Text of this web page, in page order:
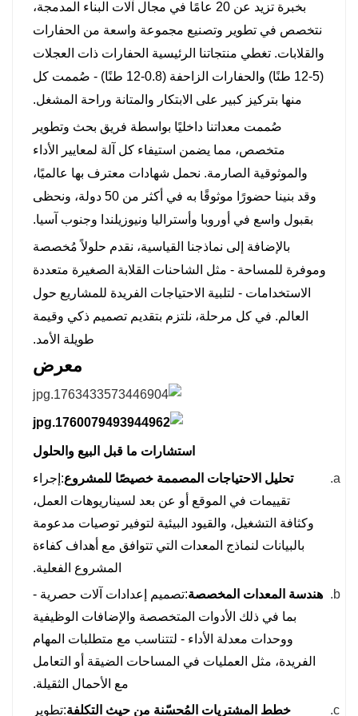
بخبرة تزيد عن 20 عامًا في مجال آلات البناء المدمجة،
نتخصص في تطوير وتصنيع مجموعة واسعة من الحفارات
والقلابات. تغطي منتجاتنا الرئيسية الحفارات ذات العجلات
(5-12 طنًا) والحفارات الزاحفة (0.8-12 طنًا) - صُممت كل
منها بتركيز كبير على الابتكار والمتانة وراحة المشغل.
صُممت معداتنا داخليًا بواسطة فريق بحث وتطوير
متخصص، مما يضمن استيفاء كل آلة لمعايير الأداء
والموثوقية الصارمة. نحمل شهادات معترف بها عالميًا،
وقد بنينا حضورًا موثوقًا به في أكثر من 50 دولة، ونحظى
بقبول واسع في أوروبا وأستراليا ونيوزيلندا وجنوب آسيا.
بالإضافة إلى نماذجنا القياسية، نقدم حلولاً مُخصصة
وموفرة للمساحة - مثل الشاحنات القلابة الصغيرة متعددة
الاستخدامات - لتلبية الاحتياجات الفريدة للمشاريع حول
العالم. في كل مرحلة، نلتزم بتقديم تصميم ذكي وقيمة
طويلة الأمد.
معرض
استشارات ما قبل البيع والحلول
تحليل الاحتياجات المصممة خصيصًا للمشروع:إجراء
تقييمات في الموقع أو عن بعد لسيناريوهات العمل،
وكثافة التشغيل، والقيود البيئية لتوفير توصيات مدعومة
بالبيانات لنماذج المعدات التي تتوافق مع أهداف كفاءة
المشروع الفعلية.
هندسة المعدات المخصصة:تصميم إعدادات آلات حصرية -
بما في ذلك الأدوات المتخصصة والإضافات الوظيفية
ووحدات معدلة الأداء - لتتناسب مع متطلبات المهام
الفريدة، مثل العمليات في المساحات الضيقة أو التعامل
مع الأحمال الثقيلة.
خطط المشتريات المُحسّنة من حيث التكلفة:تطوير